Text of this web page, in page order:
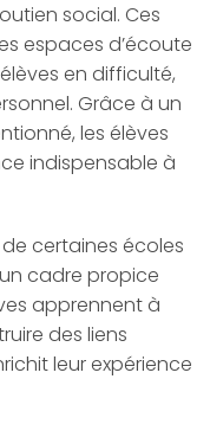
social. Ces
espaces d’écoute
en difficulté,
Grâce à un
les élèves
indispensable à
certaines écoles
cadre propice
apprennent à
des liens
leur expérience